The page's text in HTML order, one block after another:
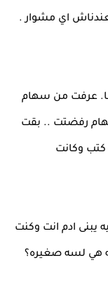
اي مشوار .
عرفت من سهام
سهام رفضتت .. بقت
وكانت
ادم انت وكنت
هي لسه صغيره؟